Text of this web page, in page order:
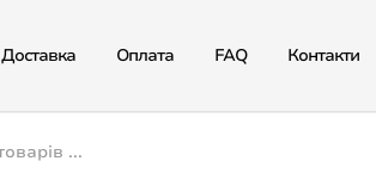
Доставка Оплата FAQ Контакти